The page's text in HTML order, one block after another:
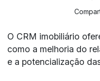
O CRM imobiliário
como a melhoria do
e a potencialização